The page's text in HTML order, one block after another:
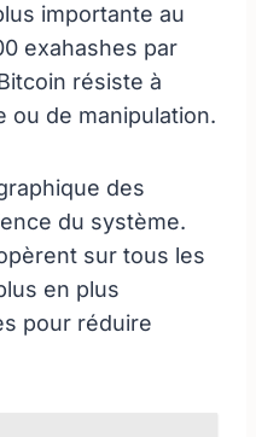
importante au
exahashes par
résiste à
ou de manipulation.
des
du système.
sur tous les
en plus
pour réduire